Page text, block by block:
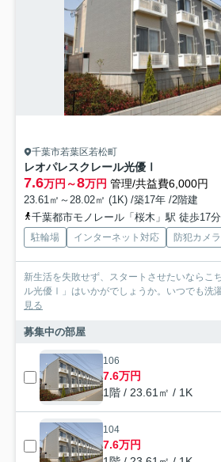
千葉市若葉区若松町
レオパレスクレール光優Ⅰ
7.6万円～8万円 管理/共益費6,000円
23.61㎡～28.02㎡ (1K) /築17年 /2階建
千葉都市モノレール「桜木」駅 徒歩17分
駐輪場 インターネット対応 防犯カメラ
新生活を失敗せず、スタートさせたいならこ
ル光優Ⅰ」はいかがでしょうか。いつでも洗
見る
募集中の部屋
106
7.6万円
1階 / 23.61㎡ / 1K
104
7.6万円